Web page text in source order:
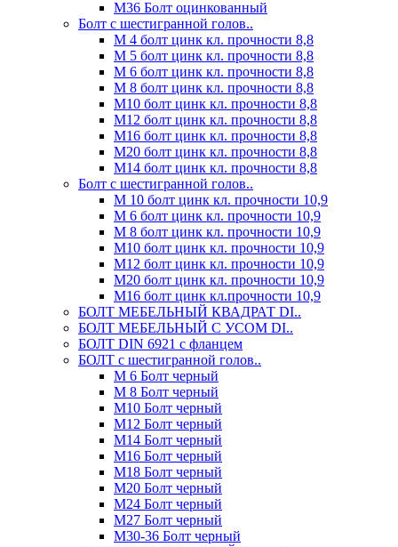
М36 Болт оцинкованный
Болт с шестигранной голов..
М 4 болт цинк кл. прочности 8,8
М 5 болт цинк кл. прочности 8,8
М 6 болт цинк кл. прочности 8,8
М 8 болт цинк кл. прочности 8,8
М10 болт цинк кл. прочности 8,8
М12 болт цинк кл. прочности 8,8
М16 болт цинк кл. прочности 8,8
М20 болт цинк кл. прочности 8,8
М14 болт цинк кл. прочности 8,8
Болт с шестигранной голов..
М 10 болт цинк кл. прочности 10,9
М 6 болт цинк кл. прочности 10,9
М 8 болт цинк кл. прочности 10,9
М10 болт цинк кл. прочности 10,9
М12 болт цинк кл. прочности 10,9
М20 болт цинк кл. прочности 10,9
М16 болт цинк кл.прочности 10,9
БОЛТ МЕБЕЛЬНЫЙ КВАДРАТ DI..
БОЛТ МЕБЕЛЬНЫЙ С УСОМ DI..
БОЛТ DIN 6921 c фланцем
БОЛТ с шестигранной голов..
М 6 Болт черный
М 8 Болт черный
М10 Болт черный
М12 Болт черный
М14 Болт черный
М16 Болт черный
М18 Болт черный
М20 Болт черный
М24 Болт черный
М27 Болт черный
М30-36 Болт черный